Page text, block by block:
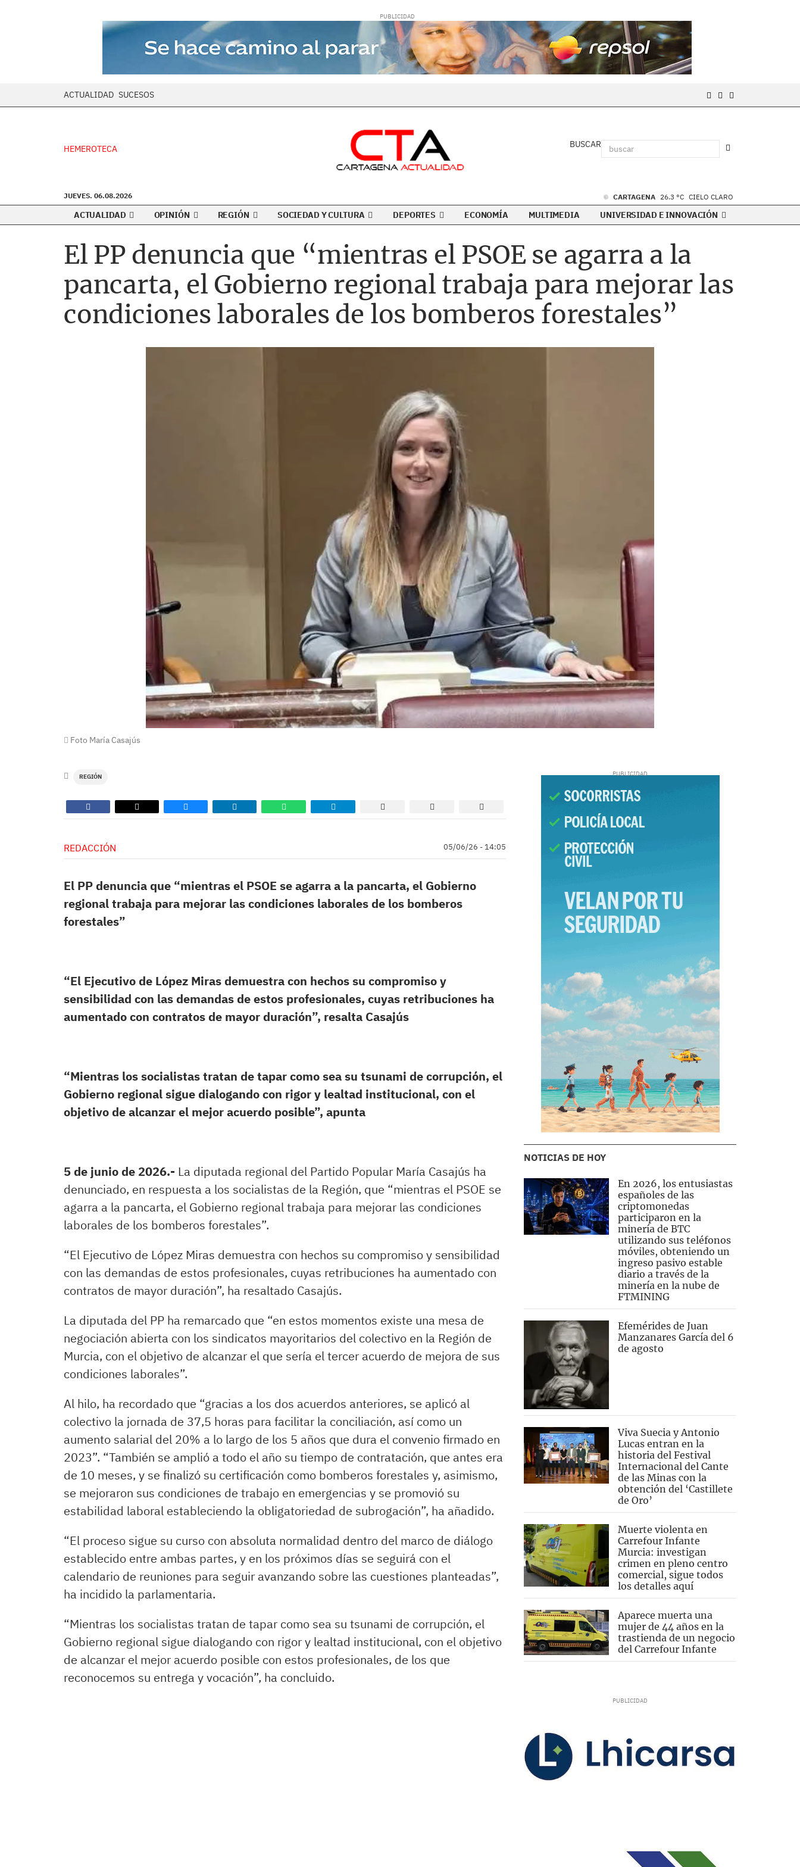
ACTUALIDAD SUCESOS
HEMEROTECA BUSCAR
JUEVES. 06.08.2026 CARTAGENA 26.3 °C CIELO CLARO
ACTUALIDAD OPINIÓN REGIÓN SOCIEDAD Y CULTURA DEPORTES ECONOMÍA MULTIMEDIA UNIVERSIDAD E INNOVACIÓN
El PP denuncia que “mientras el PSOE se agarra a la
pancarta, el Gobierno regional trabaja para mejorar las
condiciones laborales de los bomberos forestales”
Foto María Casajús
REGIÓN
REDACCIÓN 05/06/26 - 14:05
El PP denuncia que “mientras el PSOE se agarra a la pancarta, el Gobierno
regional trabaja para mejorar las condiciones laborales de los bomberos
forestales”
“El Ejecutivo de López Miras demuestra con hechos su compromiso y
sensibilidad con las demandas de estos profesionales, cuyas retribuciones ha
aumentado con contratos de mayor duración”, resalta Casajús
“Mientras los socialistas tratan de tapar como sea su tsunami de corrupción, el
Gobierno regional sigue dialogando con rigor y lealtad institucional, con el
objetivo de alcanzar el mejor acuerdo posible”, apunta
5 de junio de 2026.- La diputada regional del Partido Popular María Casajús ha
denunciado, en respuesta a los socialistas de la Región, que “mientras el PSOE se
agarra a la pancarta, el Gobierno regional trabaja para mejorar las condiciones
laborales de los bomberos forestales”.
“El Ejecutivo de López Miras demuestra con hechos su compromiso y sensibilidad
con las demandas de estos profesionales, cuyas retribuciones ha aumentado con
contratos de mayor duración”, ha resaltado Casajús.
La diputada del PP ha remarcado que “en estos momentos existe una mesa de
negociación abierta con los sindicatos mayoritarios del colectivo en la Región de
Murcia, con el objetivo de alcanzar el que sería el tercer acuerdo de mejora de sus
condiciones laborales”.
Al hilo, ha recordado que “gracias a los dos acuerdos anteriores, se aplicó al
colectivo la jornada de 37,5 horas para facilitar la conciliación, así como un
aumento salarial del 20% a lo largo de los 5 años que dura el convenio firmado en
2023”. “También se amplió a todo el año su tiempo de contratación, que antes era
de 10 meses, y se finalizó su certificación como bomberos forestales y, asimismo,
se mejoraron sus condiciones de trabajo en emergencias y se promovió su
estabilidad laboral estableciendo la obligatoriedad de subrogación”, ha añadido.
“El proceso sigue su curso con absoluta normalidad dentro del marco de diálogo
establecido entre ambas partes, y en los próximos días se seguirá con el
calendario de reuniones para seguir avanzando sobre las cuestiones planteadas”,
ha incidido la parlamentaria.
“Mientras los socialistas tratan de tapar como sea su tsunami de corrupción, el
Gobierno regional sigue dialogando con rigor y lealtad institucional, con el objetivo
de alcanzar el mejor acuerdo posible con estos profesionales, de los que
reconocemos su entrega y vocación”, ha concluido.
NOTICIAS DE HOY
En 2026, los entusiastas
españoles de las
criptomonedas
participaron en la
minería de BTC
utilizando sus teléfonos
móviles, obteniendo un
ingreso pasivo estable
diario a través de la
minería en la nube de
FTMINING
Efemérides de Juan
Manzanares García del 6
de agosto
Viva Suecia y Antonio
Lucas entran en la
historia del Festival
Internacional del Cante
de las Minas con la
obtención del ‘Castillete
de Oro’
Muerte violenta en
Carrefour Infante
Murcia: investigan
crimen en pleno centro
comercial, sigue todos
los detalles aquí
Aparece muerta una
mujer de 44 años en la
trastienda de un negocio
del Carrefour Infante